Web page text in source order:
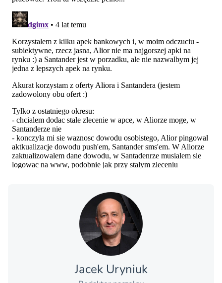
Jacek Uryniuk